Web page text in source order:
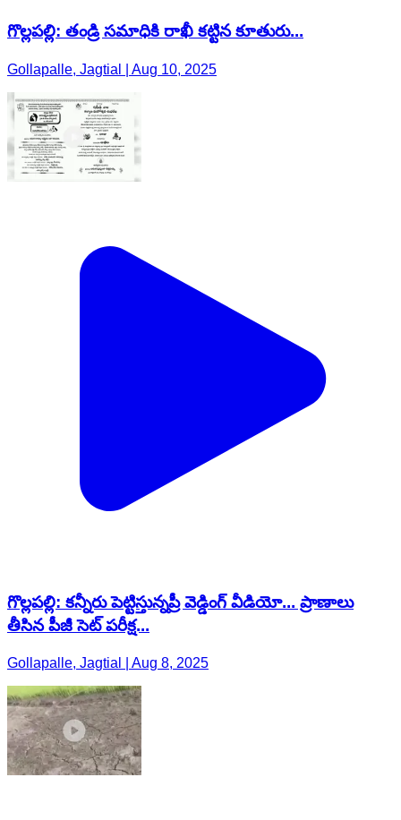
గొల్లపల్లి: తండ్రి సమాధికి రాఖీ కట్టిన కూతురు...
Gollapalle, Jagtial | Aug 10, 2025
గొల్లపల్లి: కన్నీరు పెట్టిస్తున్నప్రీ వెడ్డింగ్ వీడియో... ప్రాణాలు
తీసిన పీజీ సెట్ పరీక్ష...
Gollapalle, Jagtial | Aug 8, 2025